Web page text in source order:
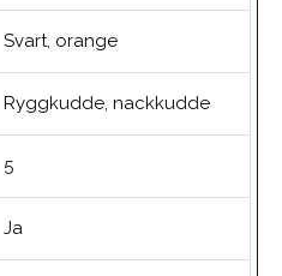
Svart, orange
Ryggkudde, nackkudde
5
Ja